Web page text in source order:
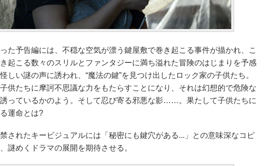
た予告編には、不穏な空気が漂う鍵屋敷で巻き起こる事件が描かれ、こ
起こる数々のスリルとファンタジーに満ち溢れた冒険のはじまりを予感
しい謎の声に誘われ、“魔法の鍵”を見つけ出したロック家の子供たち。
供たちに摩訶不思議な力をもたらすことになり、それは幻想的で危険な
っているかのよう。そして忍び寄る邪悪な影……。果たして子供たちに
運命とは?
されたキービジュアルには「秘密にも鍵穴がある...」との意味深なコピ
謎めくドラマの展開を期待させる。